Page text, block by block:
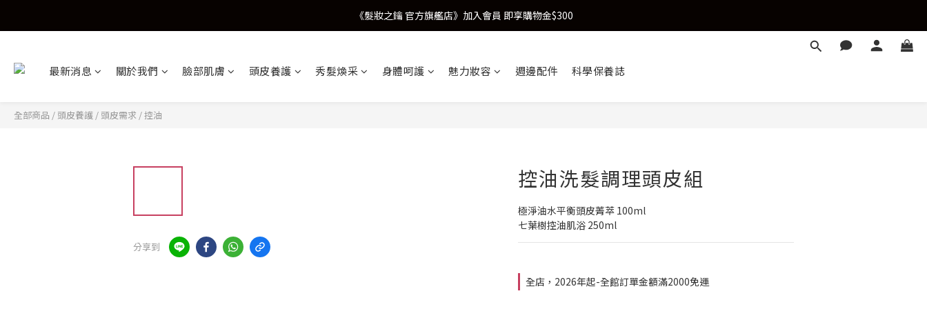
《髮妝之鑰 官方旗艦店》加入會員 即享購物金$300
最新消息 關於我們 臉部肌膚 頭皮養護 秀髮煥采 身體呵護 魅力妝容 週邊配件 科學保養誌
全部商品 / 頭皮養護 / 頭皮需求 /控油
分享到
控油洗髮調理頭皮組
極淨油水平衡頭皮菁萃 100ml
七葉樹控油肌浴 250ml
全店，2026年起-全館訂單金額滿2000免運